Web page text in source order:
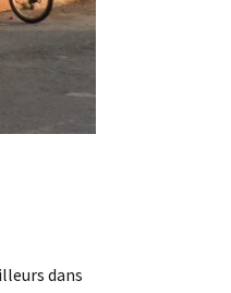
dans